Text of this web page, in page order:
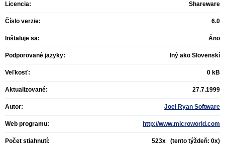
Licencia: Shareware
Číslo verzie: 6.0
Inštaluje sa: Áno
Podporované jazyky: Iný ako Slovenskí
Veľkosť: 0 kB
Aktualizované: 27.7.1999
Autor: Joel Ryan Software
Web programu: http://www.microworld.com
Počet stiahnutí: 523x (tento týždeň: 0x)